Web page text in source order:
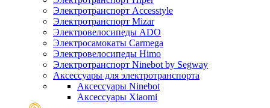
Электротранспорт Accesstyle
Электротранспорт Mizar
Электровелосипеды ADO
Электросамокаты Carmega
Электровелосипеды Himo
Электротранспорт Ninebot by Segway
Аксессуары для электротранспорта
Аксессуары Ninebot
Аксессуары Xiaomi